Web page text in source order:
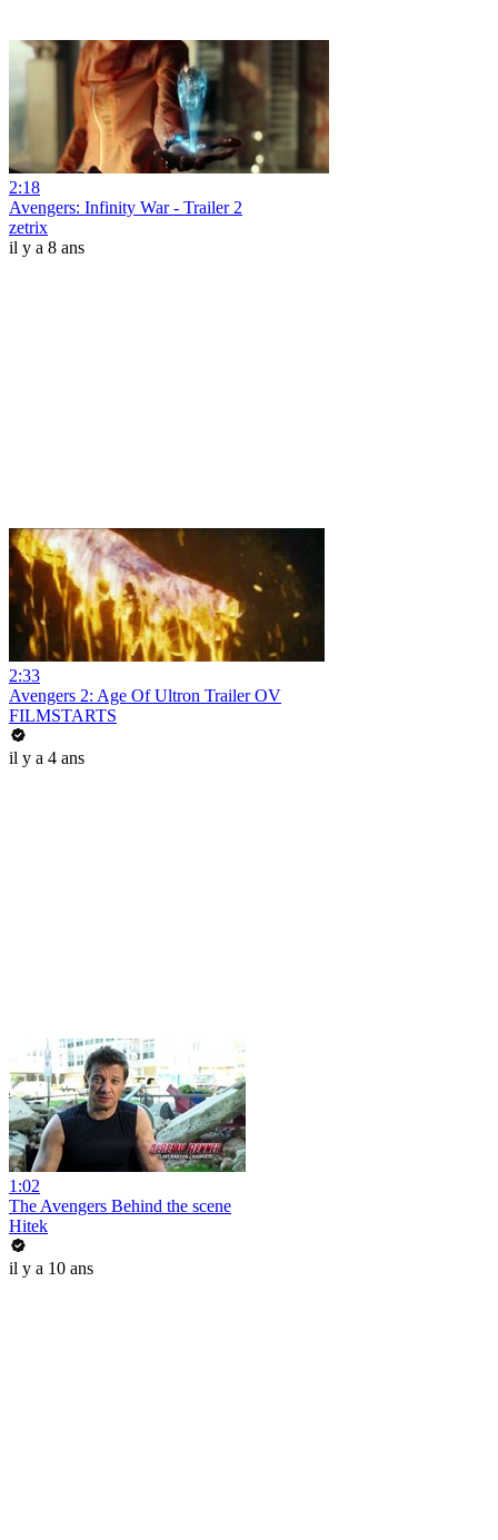
2:18
Avengers: Infinity War - Trailer 2
zetrix
il y a 8 ans
2:33
Avengers 2: Age Of Ultron Trailer OV
FILMSTARTS
il y a 4 ans
1:02
The Avengers Behind the scene
Hitek
il y a 10 ans